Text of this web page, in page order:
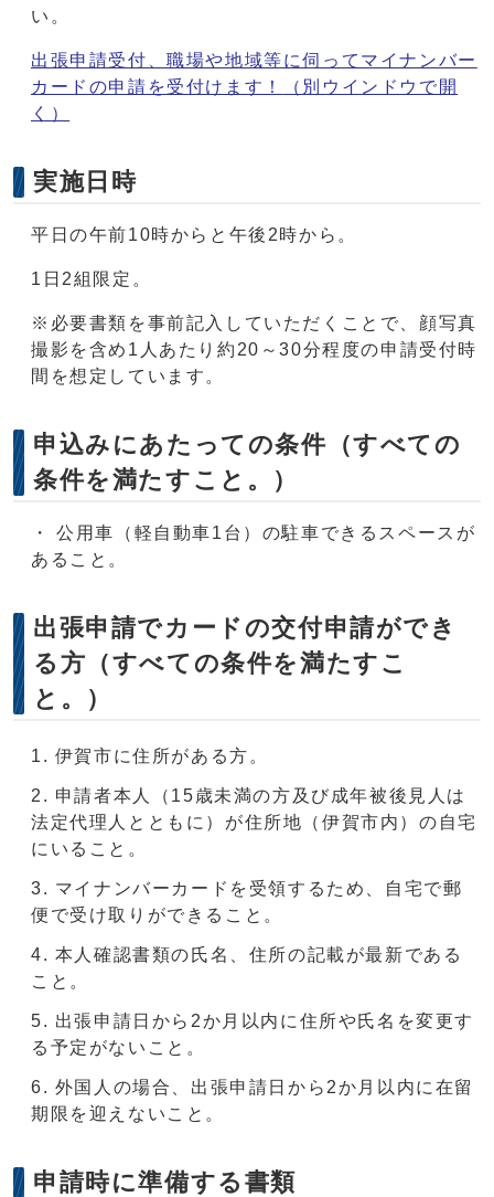
い。
出張申請受付、職場や地域等に伺ってマイナンバー
カードの申請を受付けます！
（別ウインドウで開
く）
実施日時
平日の午前10時からと午後2時から。
1日2組限定。
※必要書類を事前記入していただくことで、顔写真
撮影を含め1人あたり約20～30分程度の申請受付時
間を想定しています。
申込みにあたっての条件（すべての
条件を満たすこと。）
・ 公用車（軽自動車1台）の駐車できるスペースが
あること。
出張申請でカードの交付申請ができ
る方（すべての条件を満たすこ
と。）
伊賀市に住所がある方。
申請者本人（15歳未満の方及び成年被後見人は
法定代理人とともに）が住所地（伊賀市内）の自宅
にいること。
マイナンバーカードを受領するため、自宅で郵
便で受け取りができること。
本人確認書類の氏名、住所の記載が最新である
こと。
出張申請日から2か月以内に住所や氏名を変更す
る予定がないこと。
外国人の場合、出張申請日から2か月以内に在留
期限を迎えないこと。
申請時に準備する書類